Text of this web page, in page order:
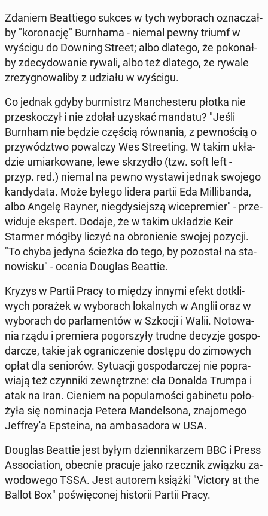
Zdaniem Be­at­tie­go sukces w tych wy­bo­rach ozna­czał­
by "ko­ro­na­cję" Burn­ha­ma - niemal pewny triumf w
wyścigu do Downing Street; albo dlatego, że po­ko­nał­
by zde­cy­do­wa­nie rywali, albo też dlatego, że rywale
zre­zy­gno­wa­li­by z udziału w wyścigu.
Co jednak gdyby bur­mistrz Man­che­ste­ru płotka nie
prze­sko­czył i nie zdołał uzyskać mandatu? "Jeśli
Burnham nie będzie częścią rów­na­nia, z pew­no­ścią o
przy­wódz­two po­wal­czy Wes Stre­eting. W takim ukła­
dzie umiar­ko­wa­ne, lewe skrzy­dło (tzw. soft left -
przyp. red.) niemal na pewno wystawi jednak swojego
kan­dy­da­ta. Może byłego lidera partii Eda Mil­li­ban­da,
albo Angelę Rayner, nie­gdy­siej­szą wi­ce­pre­mier" - prze­
wi­du­je ekspert. Dodaje, że w takim ukła­dzie Keir
Starmer mógłby liczyć na obro­nie­nie swojej pozycji.
"To chyba jedyna ścieżka do tego, by po­zo­stał na sta­
no­wi­sku" - ocenia Douglas Beattie.
Kryzys w Partii Pracy to między innymi efekt do­tkli­
wych porażek w wy­bo­rach lo­kal­nych w Anglii oraz w
wy­bo­rach do par­la­men­tów w Szkocji i Walii. No­to­wa­
nia rządu i pre­mie­ra po­gor­szy­ły trudne decyzje go­spo­
dar­cze, takie jak ogra­ni­cze­nie dostępu do zi­mo­wych
opłat dla se­nio­rów. Sy­tu­acji go­spo­dar­czej nie po­pra­
wia­ją też czyn­ni­ki ze­wnętrz­ne: cła Donalda Trumpa i
atak na Iran. Cieniem na po­pu­lar­no­ści ga­bi­ne­tu po­ło­
ży­ła się no­mi­na­cja Petera Man­del­so­na, zna­jo­me­go
Jef­frey­'a Ep­ste­ina, na am­ba­sa­do­ra w USA.
Douglas Beattie jest byłym dzien­ni­ka­rzem BBC i Press
As­so­cia­tion, obecnie pracuje jako rzecz­nik związku za­
wo­do­we­go TSSA. Jest autorem książki "Victory at the
Ballot Box" po­świę­co­nej hi­sto­rii Partii Pracy.